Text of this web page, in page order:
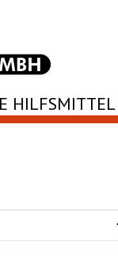
HILFSMITTEL